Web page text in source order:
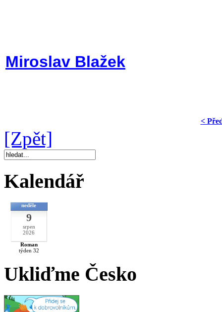
Miroslav Blažek
<
[Zpět]
Kalendář
neděle
9
srpen
2026
Roman
týden 32
Ukliďme Česko